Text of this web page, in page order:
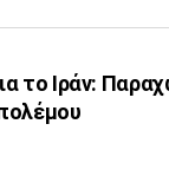
το Ιράν: